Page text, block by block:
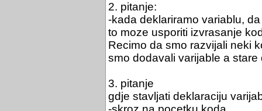
2. pitanje:
-kada deklariramo variablu,
to moze usporiti izvrasanje
Recimo da smo razvijali neki
smo dodavali varijable a
3. pitanje
gdje stavljati deklaraciju